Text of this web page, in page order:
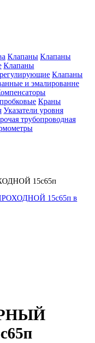
Клапаны Клапаны
Клапаны
Клапаны
и эмалированне
Краны
Указатели уровня
трубопроводная
15с65п